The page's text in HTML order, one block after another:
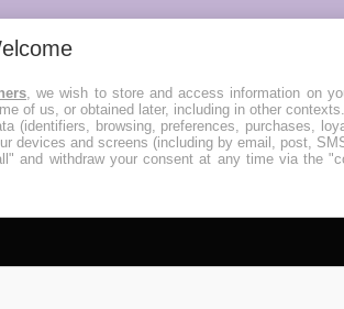
, we wish to store and access information on
of us, or obtained later, including in other contexts.
(identifiers, browsing, preferences, purchases,
devices and screens (including by email, post,
and withdraw your consent at any time via the